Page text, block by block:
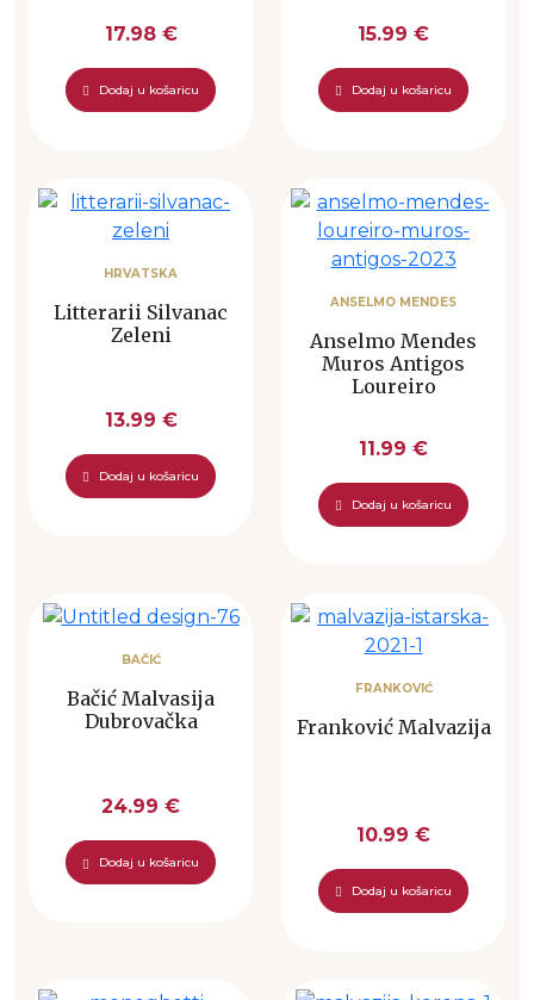
17.98 €
Dodaj u košaricu
15.99 €
Dodaj u košaricu
HRVATSKA
Litterarii Silvanac
Zeleni
13.99 €
Dodaj u košaricu
ANSELMO MENDES
Anselmo Mendes
Muros Antigos
Loureiro
11.99 €
Dodaj u košaricu
BAČIĆ
Bačić Malvasija
Dubrovačka
24.99 €
Dodaj u košaricu
FRANKOVIĆ
Franković Malvazija
10.99 €
Dodaj u košaricu